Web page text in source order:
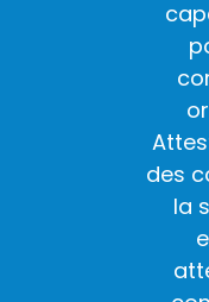
des
la